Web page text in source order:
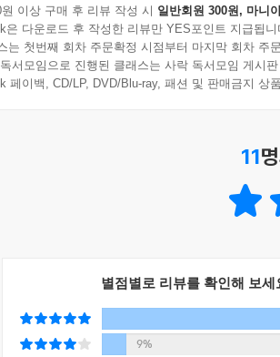
이상 구매 후 리뷰 작성 시 일반회원 300원, 마니
은 다운로드 후 작성한 리뷰만 YES포인트 지급됩니
는 첫번째 회차 주문확정 시점부터 마지막 회차 주
서모임으로 진행된 클래스는 사락 독서모임 게시
페이백, CD/LP, DVD/Blu-ray, 패션 및 판매금지 상
11
별점별로 리뷰를 확인해 보세
9%